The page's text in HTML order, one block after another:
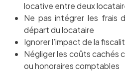
locative entre deux
Ne pas intégrer les frais
départ du locataire
Ignorer l’impact de la
Négliger les coûts cachés
ou honoraires comptables